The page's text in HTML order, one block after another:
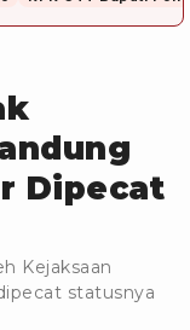
Dipecat
Kejaksaan
statusnya